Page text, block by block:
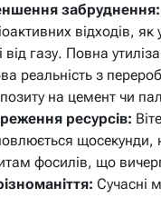
забруднення:
відходів,
від газу. Повна
реальність з
на цемент чи
ресурсів:
щосекунди,
фосилів, що
Сучасні